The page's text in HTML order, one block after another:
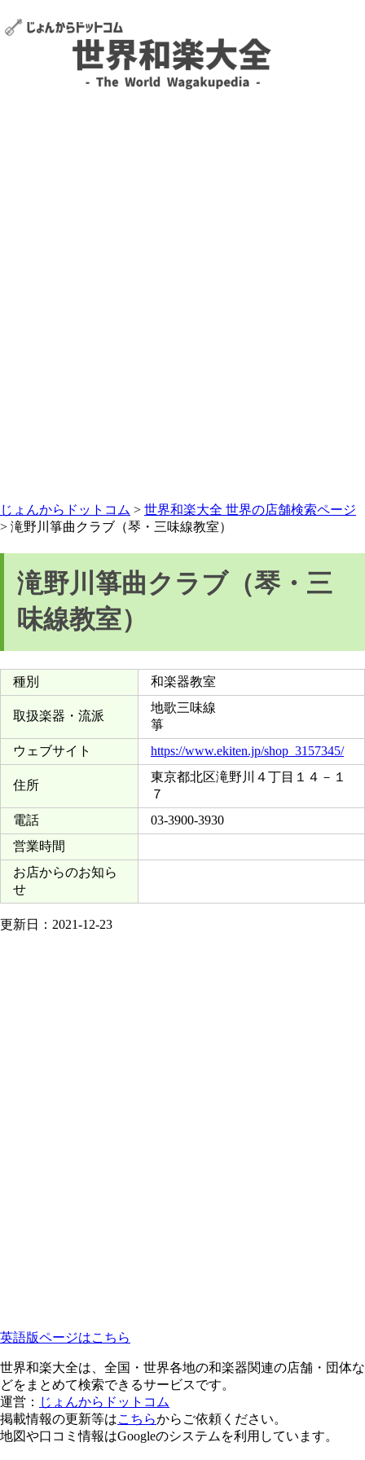
じょんからドットコム > 世界和楽大全 世界の店舗検索ページ
> 滝野川箏曲クラブ（琴・三味線教室）
滝野川箏曲クラブ（琴・三
味線教室）
種別 和楽器教室
取扱楽器・流派
地歌三味線
箏
ウェブサイト
https://www.ekiten.jp/shop_3157345/
住所
東京都北区滝野川４丁目１４－１
７
電話
03-3900-3930
営業時間
お店からのお知ら
せ
更新日：2021-12-23
英語版ページはこちら
世界和楽大全は、全国・世界各地の和楽器関連の店舗・団体な
どをまとめて検索できるサービスです。
運営： じょんからドットコム
掲載情報の更新等はこちらからご依頼ください。
地図や口コミ情報はGoogleのシステムを利用しています。